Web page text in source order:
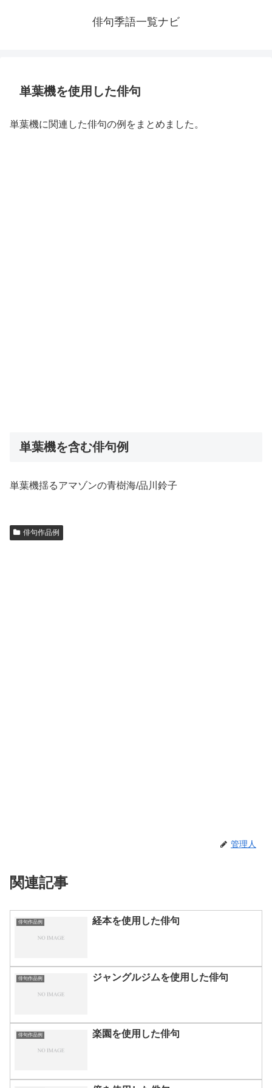
俳句季語一覧ナビ
単葉機を使用した俳句
単葉機に関連した俳句の例をまとめました。
単葉機を含む俳句例
単葉機揺るアマゾンの青樹海/品川鈴子
俳句作品例
管理人
関連記事
俳句作品例 経本を使用した俳句
俳句作品例 ジャングルジムを使用した俳句
俳句作品例 楽園を使用した俳句